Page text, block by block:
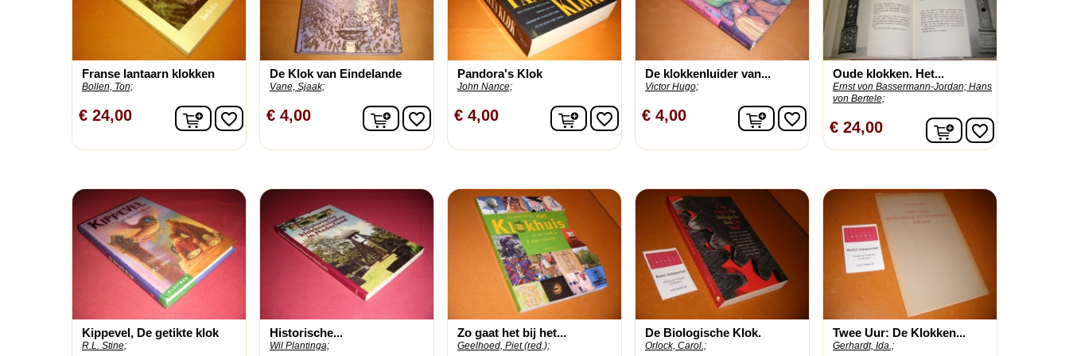
Franse lantaarn klokken
Bollen, Ton;
€ 24,00 In winkelwagen
favorite_border
De Klok van Eindelande
Vane, Sjaak;
€ 4,00 In winkelwagen
favorite_border
Pandora's Klok
John Nance;
€ 4,00 In winkelwagen
favorite_border
De klokkenluider van...
Victor Hugo;
€ 4,00 In winkelwagen
favorite_border
Oude klokken. Het...
Ernst von Bassermann-Jordan; Hans
von Bertele;
€ 24,00 In winkelwagen
favorite_border
Kippevel, De getikte klok
R.L. Stine;
Historische...
Wil Plantinga;
Zo gaat het bij het...
Geelhoed, Piet (red.);
De Biologische Klok.
Orlock, Carol.;
Twee Uur: De Klokken...
Gerhardt, Ida.;